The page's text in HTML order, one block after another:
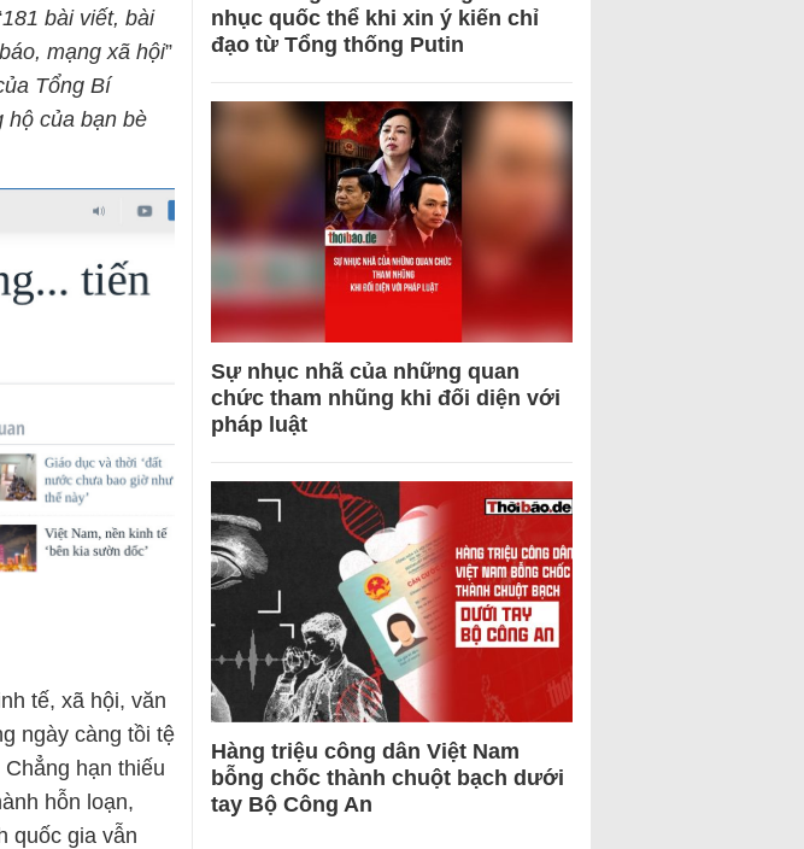
181 bài viết, bài
mạng xã hội”
Tổng Bí
hộ của bạn bè
tế, xã hội, văn
ngày càng tồi tệ
hạn thiếu
hỗn loạn,
quốc gia vẫn
nhục quốc thể khi xin ý kiến chỉ
đạo từ Tổng thống Putin
Sự nhục nhã của những quan
chức tham nhũng khi đối diện với
pháp luật
Hàng triệu công dân Việt Nam
bỗng chốc thành chuột bạch dưới
tay Bộ Công An